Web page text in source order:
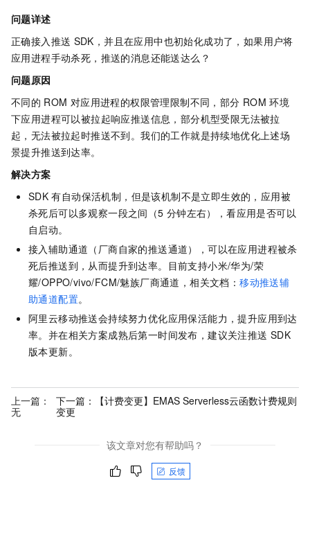
问题详述
正确接入推送 SDK，并且在应用中也初始化成功了，如果用户将
应用进程手动杀死，推送的消息还能送达么？
问题原因
不同的 ROM 对应用进程的权限管理限制不同，部分 ROM 环境
下应用进程可以被拉起响应推送信息，部分机型受限无法被拉
起，无法被拉起时推送不到。我们的工作就是持续地优化上述场
景提升推送到达率。
解决方案
SDK 有自动保活机制，但是该机制不是立即生效的，应用被
杀死后可以多观察一段之间（5 分钟左右），看应用是否可以
自启动。
接入辅助通道（厂商自家的推送通道），可以在应用进程被杀
死后推送到，从而提升到达率。目前支持小米/华为/荣
耀/OPPO/vivo/FCM/魅族厂商通道，相关文档：移动推送辅
助通道配置。
阿里云移动推送会持续努力优化应用保活能力，提升应用到达
率。并在相关方案成熟后第一时间发布，建议关注推送 SDK
版本更新。
上一篇：
无
下一篇：
【计费变更】EMAS Serverless云函数计费规则
变更
该文章对您有帮助吗？
反馈